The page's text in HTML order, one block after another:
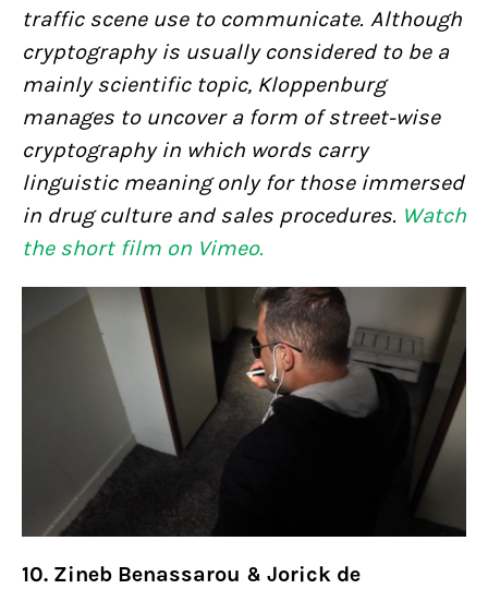
traffic scene use to communicate. Although
cryptography is usually considered to be a
mainly scientific topic, Kloppenburg
manages to uncover a form of street-wise
cryptography in which words carry
linguistic meaning only for those immersed
in drug culture and sales procedures. Watch
the short film on Vimeo.
10. Zineb Benassarou & Jorick de